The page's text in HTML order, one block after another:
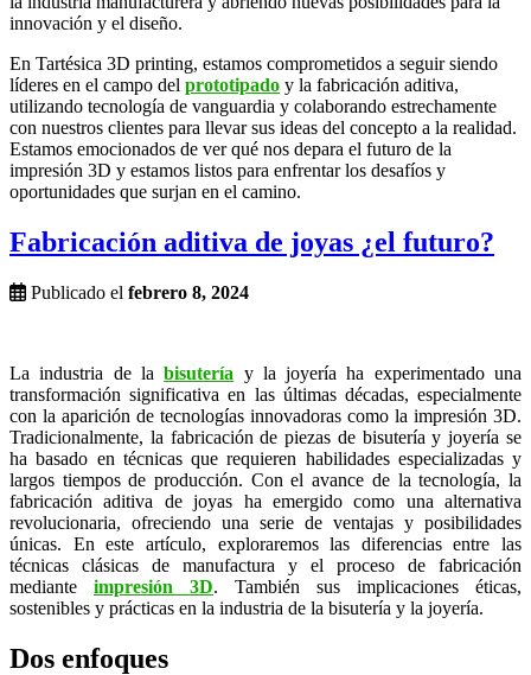
innovación y el diseño.
En Tartésica 3D printing, estamos comprometidos a seguir siendo
líderes en el campo del prototipado y la fabricación aditiva,
utilizando tecnología de vanguardia y colaborando estrechamente
con nuestros clientes para llevar sus ideas del concepto a la realidad.
Estamos emocionados de ver qué nos depara el futuro de la
impresión 3D y estamos listos para enfrentar los desafíos y
oportunidades que surjan en el camino.
Fabricación aditiva de joyas ¿el futuro?
Publicado el febrero 8, 2024
La industria de labisutería y la joyería ha experimentado una
transformación significativa en las últimas décadas, especialmente
con la aparición de tecnologías innovadoras como la impresión 3D.
Tradicionalmente, la fabricación de piezas de bisutería y joyería se
ha basado en técnicas que requieren habilidades especializadas y
largos tiempos de producción. Con el avance de la tecnología, la
fabricación aditiva de joyas ha emergido como una alternativa
revolucionaria, ofreciendo una serie de ventajas y posibilidades
únicas. En este artículo, exploraremos las diferencias entre las
técnicas clásicas de manufactura y el proceso de fabricación
mediante impresión 3D. También sus implicaciones éticas,
sostenibles y prácticas en la industria de la bisutería y la joyería.
Dos enfoques